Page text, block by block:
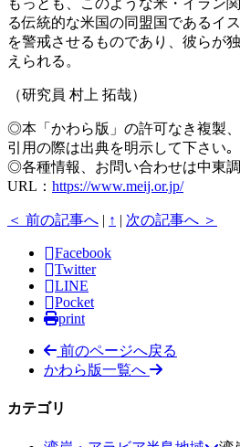
もっとも、このような米・イラン
る伝統的な米国の同盟国であるイ
を警戒させるものであり、彼らが
えられる。
（研究員 村上 拓哉）
◎本「かわら版」の許可なき複製、
引用の際は出典を明示して下さい｡
◎各種情報、お問い合わせは中東調
URL： https://www.meij.or.jp/
＜ 前の記事へ | ↑ | 次の記事へ ＞
Facebook
Twitter
LINE
Pocket
print
前のページへ戻る
かわら版一覧へ
カテゴリ